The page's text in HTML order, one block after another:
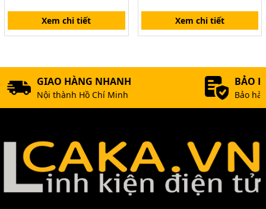
Xem chi tiết Xem chi tiết
GIAO HÀNG NHANH
Nội thành Hồ Chí Minh
BẢO
Bảo